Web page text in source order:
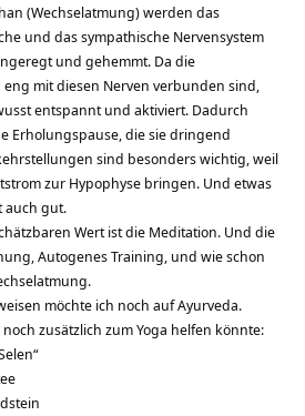
(Wechselatmung) werden das
und das sympathische Nervensystem
und gehemmt. Da die
mit diesen Nerven verbunden sind,
entspannt und aktiviert. Dadurch
Erholungspause, die sie dringend
sind besonders wichtig, weil
zur Hypophyse bringen. Und etwas
auch gut.
Wert ist die Meditation. Und die
Autogenes Training, und wie schon
möchte ich noch auf Ayurveda.
zusätzlich zum Yoga helfen könnte: